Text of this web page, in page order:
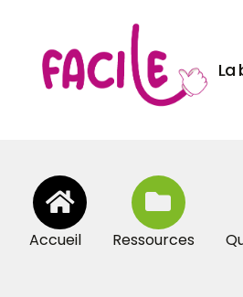
La
Accueil Ressources